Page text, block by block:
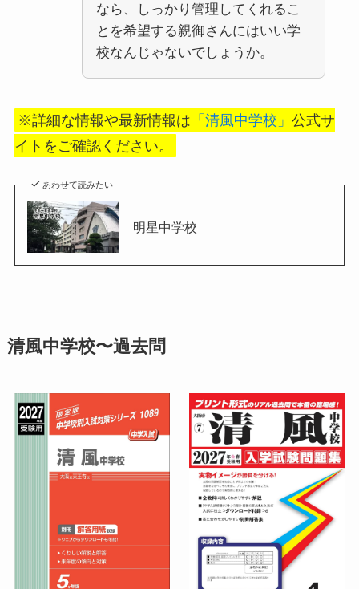
なら、しっかり管理してくれるこ
とを希望する親御さんにはいい学
校なんじゃないでしょうか。
※詳細な情報や最新情報は 「清風中学校」 公式サ
イトをご確認ください。
あわせて読みたい
明星中学校
清風中学校〜過去問